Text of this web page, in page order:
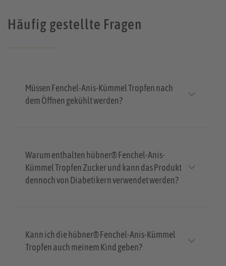
Häufig gestellte Fragen
Müssen Fenchel-Anis-Kümmel Tropfen nach
dem Öffnen gekühlt werden?
Warum enthalten hübner® Fenchel-Anis-
Kümmel Tropfen Zucker und kann das Produkt
dennoch von Diabetikern verwendet werden?
Kann ich die hübner® Fenchel-Anis-Kümmel
Tropfen auch meinem Kind geben?